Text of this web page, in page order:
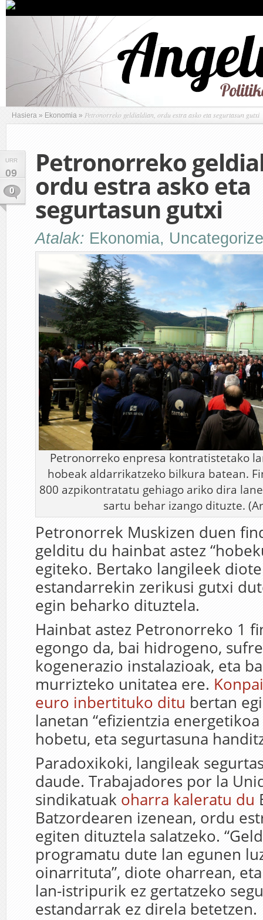
Hasiera » Ekonomia » Petronorreko geldialdian, ordu estra asko eta segurtasun gutxi
URR
09
0
Petronorreko
ordu estra asko eta
segurtasun gutxi
Atalak: Ekonomia,
Petronorreko enpresa kontratistetako
hobeak aldarrikatzeko bilkura batean.
800 azpikontratatu gehiago ariko dira
sartu behar izango dituzte.
Petronorrek Muskizen duen
gelditu du hainbat astez
egiteko. Bertako langileek
estandarrekin zerikusi gutxi
egin beharko dituztela.
Hainbat astez Petronorreko 1
egongo da, bai hidrogeno,
kogenerazio instalazioak, eta
murrizteko unitatea ere.
euro inbertituko ditu bertan
lanetan “efizientzia
hobetu, eta segurtasuna
Paradoxikoki, langileak
daude. Trabajadores por la
sindikatuak oharra kaleratu du
Batzordearen izenean, ordu
egiten dituztela salatzeko.
programatu dute lan egunen
oinarrituta”, diote oharrean,
lan-istripurik ez gertatzeko
estandarrak ez direla betetzen.